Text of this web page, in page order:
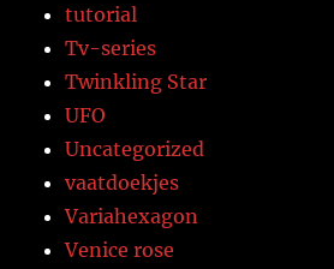
tutorial
Tv-series
Twinkling Star
UFO
Uncategorized
vaatdoekjes
Variahexagon
Venice rose